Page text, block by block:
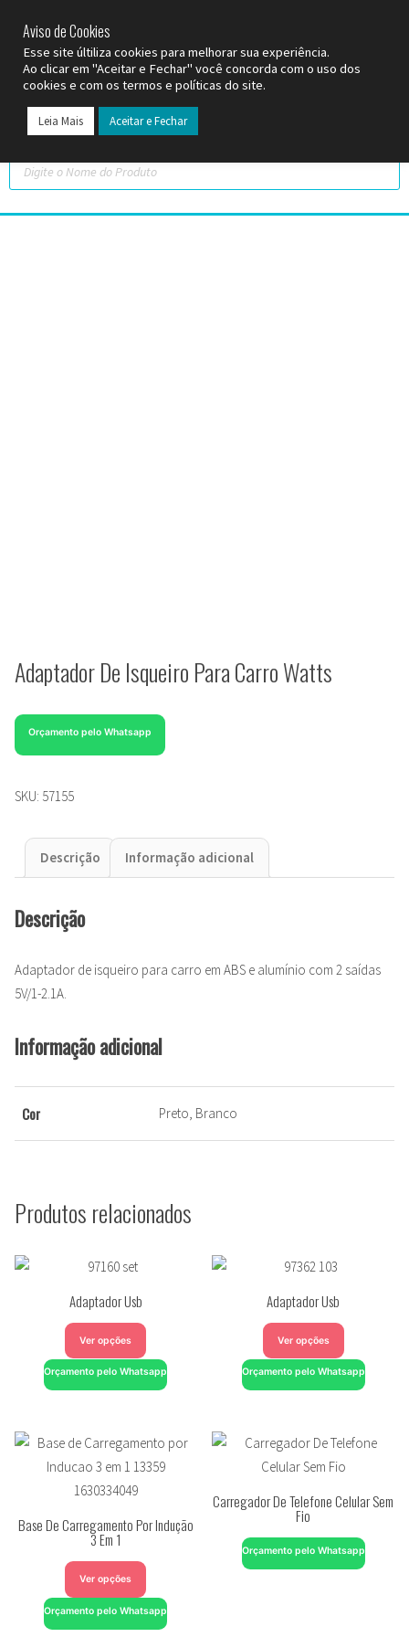
Adaptador De Isqueiro Para Carro Watts
Orçamento pelo Whatsapp
SKU: 57155
Descrição Informação adicional
Descrição
Adaptador de isqueiro para carro em ABS e alumínio com 2 saídas
5V/1-2.1A.
Informação adicional
Cor Preto, Branco
Produtos relacionados
Adaptador Usb
Ver opções
Orçamento pelo Whatsapp
Adaptador Usb
Ver opções
Orçamento pelo Whatsapp
Base De Carregamento Por Indução
3 Em 1
Ver opções
Orçamento pelo Whatsapp
Carregador De Telefone Celular Sem
Fio
Orçamento pelo Whatsapp
Aviso de Cookies
Esse site últiliza cookies para melhorar sua experiência.
Ao clicar em "Aceitar e Fechar" você concorda com o uso dos
cookies e com os termos e políticas do site.
Leia Mais Aceitar e Fechar